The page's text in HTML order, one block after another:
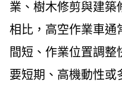
業、樹木修剪與建築
相比，高空作業車通
間短、作業位置調
要短期、高機動性或